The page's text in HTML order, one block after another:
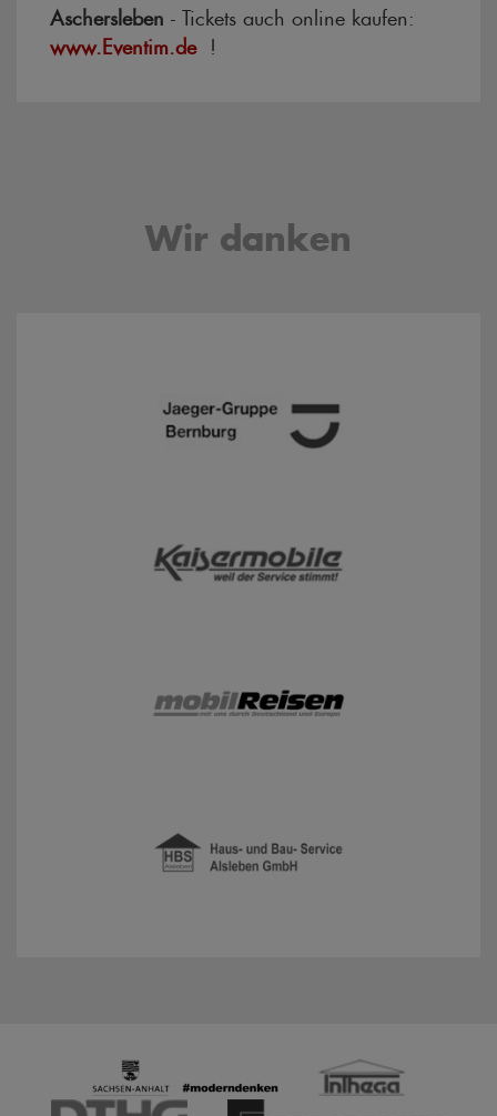
Aschersleben - Tickets auch online kaufen:
www.Eventim.de
Wir danken